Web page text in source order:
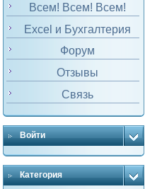
Всем! Всем! Всем!
Excel и Бухгалтерия
Форум
Отзывы
Связь
Войти
Категория